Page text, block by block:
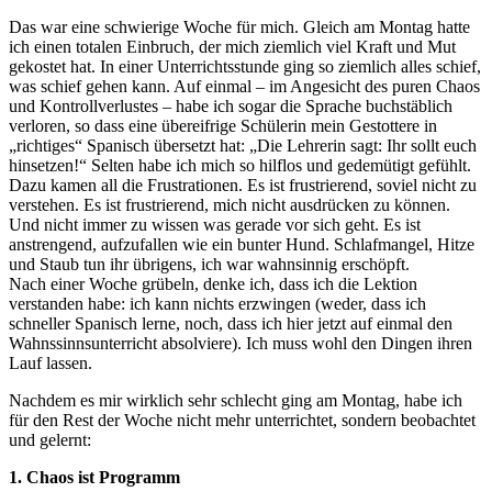
Das war eine schwierige Woche für mich. Gleich am Montag hatte
ich einen totalen Einbruch, der mich ziemlich viel Kraft und Mut
gekostet hat. In einer Unterrichtsstunde ging so ziemlich alles schief,
was schief gehen kann. Auf einmal – im Angesicht des puren Chaos
und Kontrollverlustes – habe ich sogar die Sprache buchstäblich
verloren, so dass eine übereifrige Schülerin mein Gestottere in
„richtiges“ Spanisch übersetzt hat: „Die Lehrerin sagt: Ihr sollt euch
hinsetzen!“ Selten habe ich mich so hilflos und gedemütigt gefühlt.
Dazu kamen all die Frustrationen. Es ist frustrierend, soviel nicht zu
verstehen. Es ist frustrierend, mich nicht ausdrücken zu können.
Und nicht immer zu wissen was gerade vor sich geht. Es ist
anstrengend, aufzufallen wie ein bunter Hund. Schlafmangel, Hitze
und Staub tun ihr übrigens, ich war wahnsinnig erschöpft.
Nach einer Woche grübeln, denke ich, dass ich die Lektion
verstanden habe: ich kann nichts erzwingen (weder, dass ich
schneller Spanisch lerne, noch, dass ich hier jetzt auf einmal den
Wahnssinnsunterricht absolviere). Ich muss wohl den Dingen ihren
Lauf lassen.
Nachdem es mir wirklich sehr schlecht ging am Montag, habe ich
für den Rest der Woche nicht mehr unterrichtet, sondern beobachtet
und gelernt:
1. Chaos ist Programm